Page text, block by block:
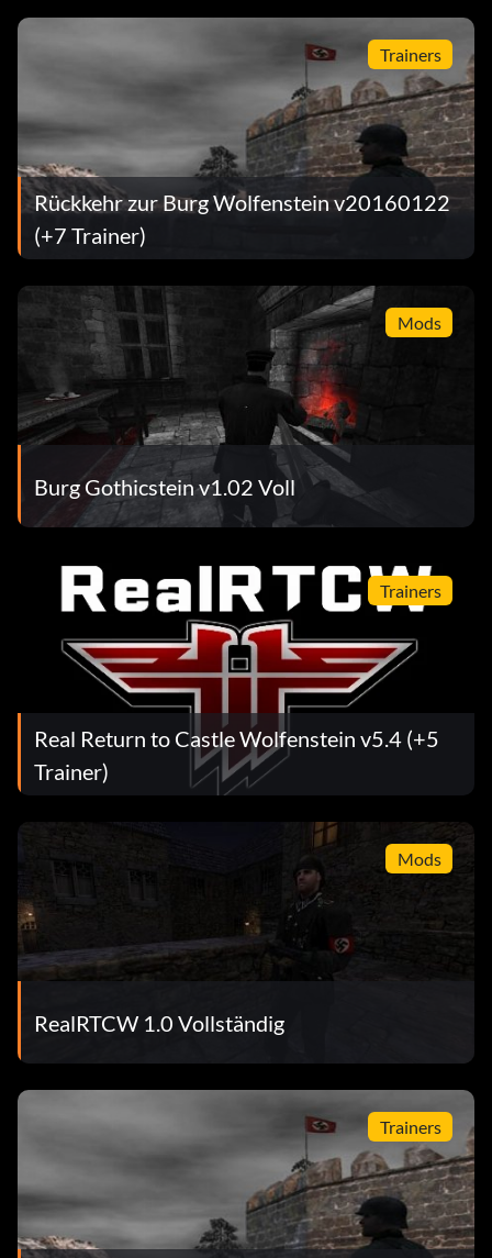
Trainers
Rückkehr zur Burg Wolfenstein v20160122
(+7 Trainer)
Mods
Burg Gothicstein v1.02 Voll
Trainers
Real Return to Castle Wolfenstein v5.4 (+5
Trainer)
Mods
RealRTCW 1.0 Vollständig
Trainers